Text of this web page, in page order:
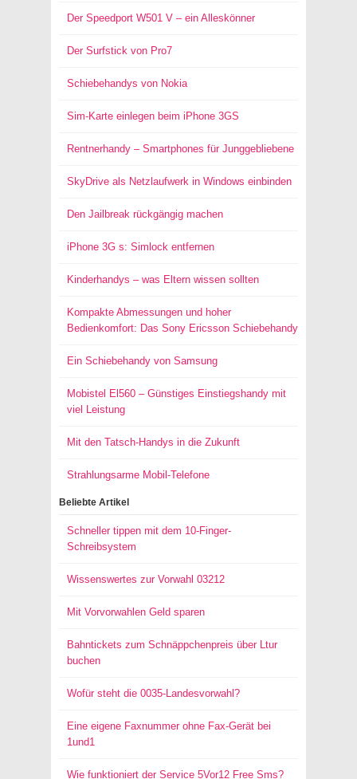
Der Speedport W501 V – ein Alleskönner
Der Surfstick von Pro7
Schiebehandys von Nokia
Sim-Karte einlegen beim iPhone 3GS
Rentnerhandy – Smartphones für Junggebliebene
SkyDrive als Netzlaufwerk in Windows einbinden
Den Jailbreak rückgängig machen
iPhone 3G s: Simlock entfernen
Kinderhandys – was Eltern wissen sollten
Kompakte Abmessungen und hoher
Bedienkomfort: Das Sony Ericsson Schiebehandy
Ein Schiebehandy von Samsung
Mobistel El560 – Günstiges Einstiegshandy mit
viel Leistung
Mit den Tatsch-Handys in die Zukunft
Strahlungsarme Mobil-Telefone
Beliebte Artikel
Schneller tippen mit dem 10-Finger-
Schreibsystem
Wissenswertes zur Vorwahl 03212
Mit Vorvorwahlen Geld sparen
Bahntickets zum Schnäppchenpreis über Ltur
buchen
Wofür steht die 0035-Landesvorwahl?
Eine eigene Faxnummer ohne Fax-Gerät bei
1und1
Wie funktioniert der Service 5Vor12 Free Sms?